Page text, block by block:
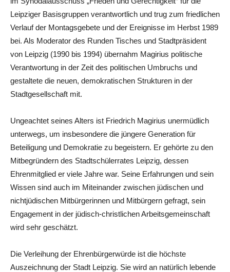
Leipziger Basisgruppen verantwortlich und trug zum friedlichen
Verlauf der Montagsgebete und der Ereignisse im Herbst 1989
bei. Als Moderator des Runden Tisches und Stadtpräsident
von Leipzig (1990 bis 1994) übernahm Magirius politische
Verantwortung in der Zeit des politischen Umbruchs und
gestaltete die neuen, demokratischen Strukturen in der
Stadtgesellschaft mit.
Ungeachtet seines Alters ist Friedrich Magirius unermüdlich
unterwegs, um insbesondere die jüngere Generation für
Beteiligung und Demokratie zu begeistern. Er gehörte zu den
Mitbegründern des Stadtschülerrates Leipzig, dessen
Ehrenmitglied er viele Jahre war. Seine Erfahrungen und sein
Wissen sind auch im Miteinander zwischen jüdischen und
nichtjüdischen Mitbürgerinnen und Mitbürgern gefragt, sein
Engagement in der jüdisch-christlichen Arbeitsgemeinschaft
wird sehr geschätzt.
Die Verleihung der Ehrenbürgerwürde ist die höchste
Auszeichnung der Stadt Leipzig. Sie wird an natürlich lebende